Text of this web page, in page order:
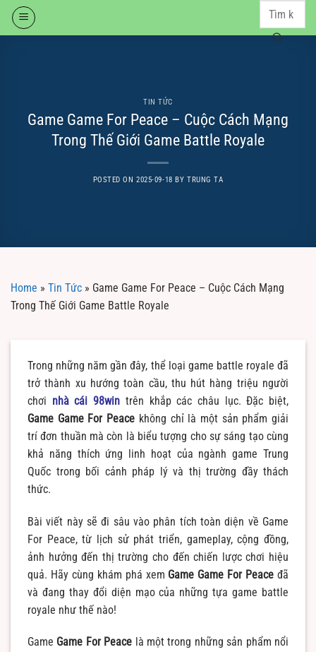
Skip
TIN TỨC
Game Game For Peace – Cuộc Cách Mạng
Trong Thế Giới Game Battle Royale
POSTED ON2025-09-18 BY TRUNG TA
Home » Tin Tức » Game Game For Peace – Cuộc Cách Mạng
Trong Thế Giới Game Battle Royale
Trong những năm gần đây, thể loại game battle royale đã
trở thành xu hướng toàn cầu, thu hút hàng triệu người
chơi nhà cái 98win trên khắp các châu lục. Đặc biệt,
Game Game For Peace không chỉ là một sản phẩm giải
trí đơn thuần mà còn là biểu tượng cho sự sáng tạo cùng
khả năng thích ứng linh hoạt của ngành game Trung
Quốc trong bối cảnh pháp lý và thị trường đầy thách
thức.
Bài viết này sẽ đi sâu vào phân tích toàn diện về Game
For Peace, từ lịch sử phát triển, gameplay, cộng đồng,
ảnh hưởng đến thị trường cho đến chiến lược chơi hiệu
quả. Hãy cùng khám phá xem Game Game For Peace đã
và đang thay đổi diện mạo của những tựa game battle
royale như thế nào!
Game Game For Peace là một trong những sản phẩm nổi